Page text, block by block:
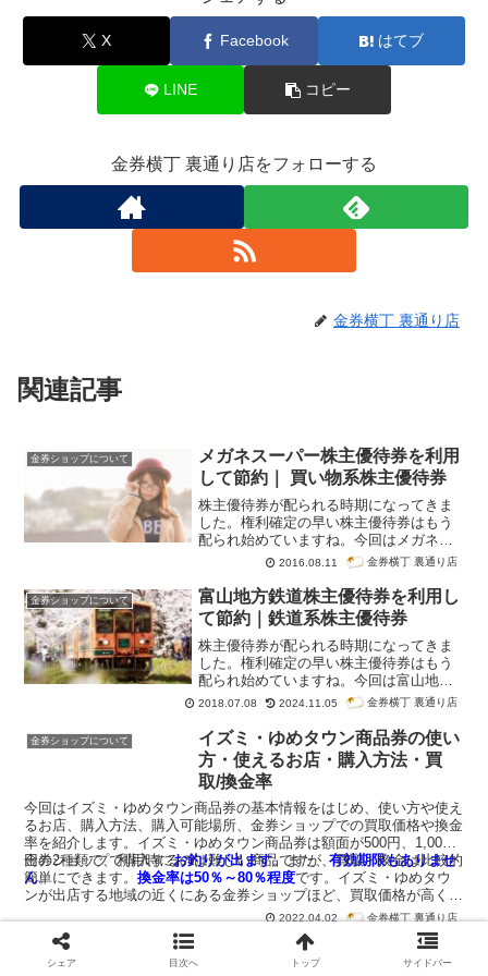
X Facebook はてブ
LINE コピー
金券横丁 裏通り店をフォローする
金券横丁 裏通り店
関連記事
金券ショップについて
メガネスーパー株主優待券を利用
して節約｜ 買い物系株主優待券
株主優待券が配られる時期になってきま
した。権利確定の早い株主優待券はもう
配られ始めていますね。今回はメガネ
（めがね・眼鏡）、コンタクトレンズ、
補聴器を販売する全国チェーン店で有名
なメガネスーパーの株主優待券を紹介し
ます。
2016.08.11 金券横丁 裏通り店
金券ショップについて
富山地方鉄道株主優待券を利用し
て節約｜鉄道系株主優待券
株主優待券が配られる時期になってきま
した。権利確定の早い株主優待券はもう
配られ始めていますね。今回は富山地方
鉄道の鉄道線、市内電車、乗合バス、富
な富山地方鉄道の株主優待券を紹介しま
す。
2018.07.08 2024.11.05 金券横丁 裏通り店
金券ショップについて
イズミ・ゆめタウン商品券の使い
方・使えるお店・購入方法・買
取/換金率
今回はイズミ・ゆめタウン商品券の基本情報をはじめ、使い方や使え
るお店、購入方法、購入可能場所、金券ショップでの買取価格や換金
率を紹介します。イズミ・ゆめタウン商品券は額面が500円、1,000
円の2種類で、利用時にお釣りが出ます。また、有効期限もありませ
ん。
金券ショップで購入するのは難しい商品ですが、買取・換金は比較的
簡単にできます。換金率は50％～80％程度です。イズミ・ゆめタウ
ンが出店する地域の近くにある金券ショップほど、買取価格が高くな
2022.04.02 金券横丁 裏通り店
フランスベッド株主優待券を利用
シェア 目次へ トップ サイドバー